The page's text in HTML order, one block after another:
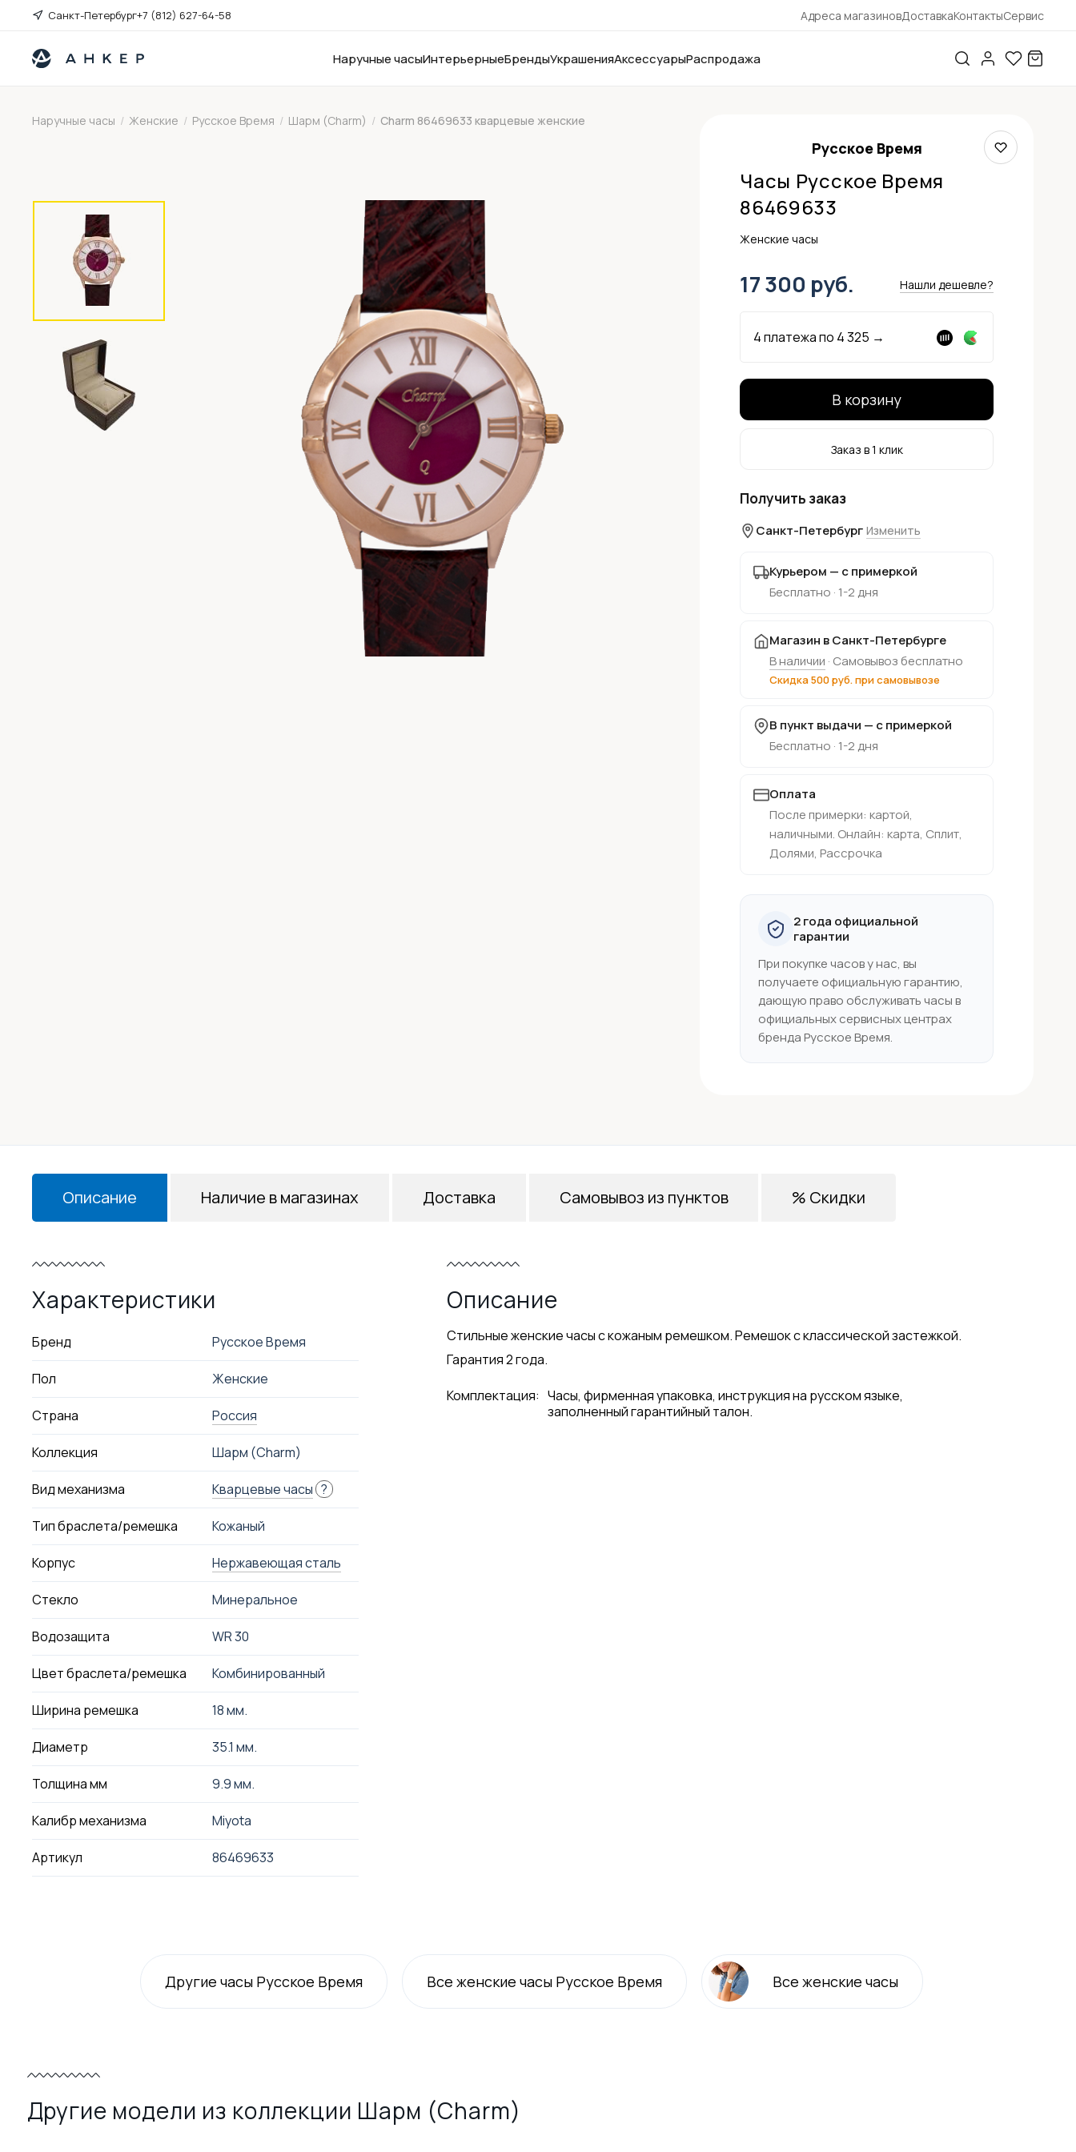
Санкт-Петербург+7 (812) 627-64-58 Адреса магазиновДоставкаКонтактыСервис
Наручные часыИнтерьерныеБрендыУкрашенияАксессуарыРаспродажа
Наручные часы / Женские / Русское Время / Шарм (Charm) / Charm 86469633 кварцевые женские
Русское Время
Часы Русское Время
86469633
Женские часы
17 300 руб. Нашли дешевле?
4 платежа по 4 325 →
В корзину
Заказ в 1 клик
Получить заказ
Санкт-Петербург Изменить
Курьером — с примеркой
Бесплатно · 1-2 дня
Магазин в Санкт-Петербурге
В наличии · Самовывоз бесплатно
Скидка 500 руб. при самовывозе
В пункт выдачи — с примеркой
Бесплатно · 1-2 дня
Оплата
После примерки: картой,
наличными. Онлайн: карта, Сплит,
Долями, Рассрочка
2 года официальной
гарантии
При покупке часов у нас, вы
получаете официальную гарантию,
дающую право обслуживать часы в
официальных сервисных центрах
бренда Русское Время.
Описание
Характеристики
Бренд Русское Время
Пол Женские
Страна Россия
Коллекция Шарм (Charm)
Вид механизма Кварцевые часы ?
Тип браслета/ремешка Кожаный
Корпус Нержавеющая сталь
Стекло Минеральное
Водозащита WR 30
Цвет браслета/ремешка Комбинированный
Ширина ремешка 18 мм.
Диаметр 35.1 мм.
Толщина мм 9.9 мм.
Калибр механизма Miyota
Артикул 86469633
Описание
Стильные женские часы с кожаным ремешком. Ремешок с классической застежкой.
Гарантия 2 года.
Комплектация: Часы, фирменная упаковка, инструкция на русском языке,
заполненный гарантийный талон.
Наличие в магазинах Доставка Самовывоз из пунктов % Скидки
Другие часы Русское Время Всеженские часы Русское Время Всеженские часы
Другие модели из коллекции Шарм (Charm)